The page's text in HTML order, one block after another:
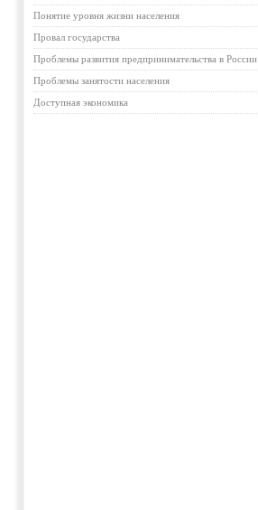
Понятие уровня жизни населения
Провал государства
Проблемы развития предпринимательства в России
Проблемы занятости населения
Доступная экономика